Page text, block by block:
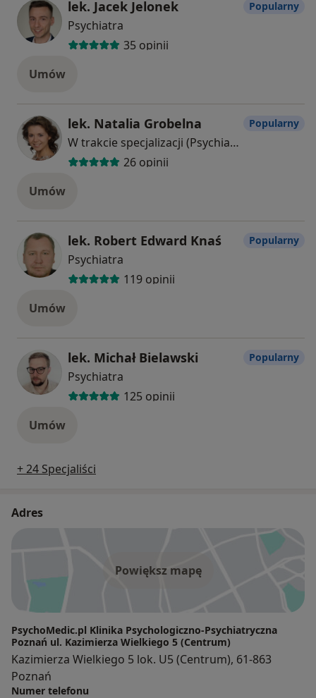
lek. Jacek Jelonek
Psychiatra
35 opinii
Popularny
Umów
lek. Natalia Grobelna
W trakcie specjalizacji (Psychiatra)
26 opinii
Popularny
Umów
lek. Robert Edward Knaś
Psychiatra
119 opinii
Popularny
Umów
lek. Michał Bielawski
Psychiatra
125 opinii
Popularny
Umów
+ 24 Specjaliści
Adres
Powiększ mapę
PsychoMedic.pl Klinika Psychologiczno-Psychiatryczna
Poznań ul. Kazimierza Wielkiego 5 (Centrum)
Kazimierza Wielkiego 5 lok. U5 (Centrum), 61-863
Poznań
Numer telefonu